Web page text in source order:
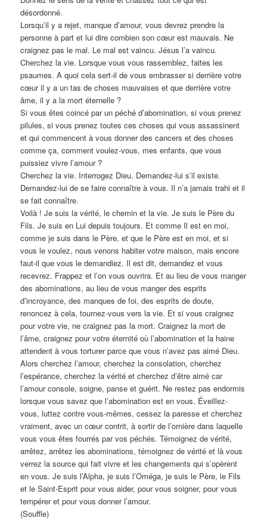
désordonné.
Lorsqu’il y a rejet, manque d’amour, vous devrez prendre la
personne à part et lui dire combien son cœur est mauvais. Ne
craignez pas le mal. Le mal est vaincu. Jésus l’a vaincu.
Cherchez la vie. Lorsque vous vous rassemblez, faites les
psaumes. A quoi cela sert-il de vous embrasser si derrière votre
cœur il y a un tas de choses mauvaises et que derrière votre
âme, il y a la mort éternelle ?
Si vous êtes coincé par un péché d’abomination, si vous prenez
pilules, si vous prenez toutes ces choses qui vous assassinent
et qui commencent à vous donner des cancers et des choses
comme ça, comment voulez-vous, mes enfants, que vous
puissiez vivre l’amour ?
Cherchez la vie. Interrogez Dieu. Demandez-lui s’il existe.
Demandez-lui de se faire connaître à vous. Il n’a jamais trahi et il
se fait connaître.
Voilà ! Je suis la vérité, le chemin et la vie. Je suis le Père du
Fils. Je suis en Lui depuis toujours. Et comme Il est en moi,
comme je suis dans le Père, et que le Père est en moi, et si
vous le voulez, nous venons habiter votre maison, mais encore
faut-il que vous le demandiez. Il est dit, demandez et vous
recevrez. Frappez et l’on vous ouvrira. Et au lieu de vous manger
des abominations, au lieu de vous manger des esprits
d’incroyance, des manques de foi, des esprits de doute,
renoncez à cela, tournez-vous vers la vie. Et si vous craignez
pour votre vie, ne craignez pas la mort. Craignez la mort de
l’âme, craignez pour votre éternité où l’abomination et la haine
attendent à vous torturer parce que vous n’avez pas aimé Dieu.
Alors cherchez l’amour, cherchez la consolation, cherchez
l’espérance, cherchez la vérité et cherchez d’être aimé car
l’amour console, soigne, panse et guérit. Ne restez pas endormis
lorsque vous savez que l’abomination est en vous. Éveillez-
vous, luttez contre vous-mêmes, cessez la paresse et cherchez
vraiment, avec un cœur contrit, à sortir de l’ornière dans laquelle
vous vous êtes fourrés par vos péchés. Témoignez de vérité,
arrêtez, arrêtez les abominations, témoignez de vérité et là vous
verrez la source qui fait vivre et les changements qui s’opèrent
en vous. Je suis l’Alpha, je suis l’Oméga, je suis le Père, le Fils
et le Saint-Esprit pour vous aider, pour vous soigner, pour vous
tempérer et pour vous donner l’amour.
(Souffle)